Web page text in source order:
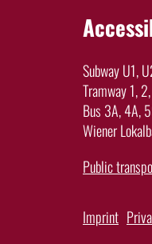
Subway U1,
Tramway 1,
Bus 3A, 4A,
Wiener
Public
Imprint